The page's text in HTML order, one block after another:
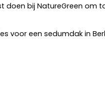
doen bij NatureGreen om
voor een sedumdak in